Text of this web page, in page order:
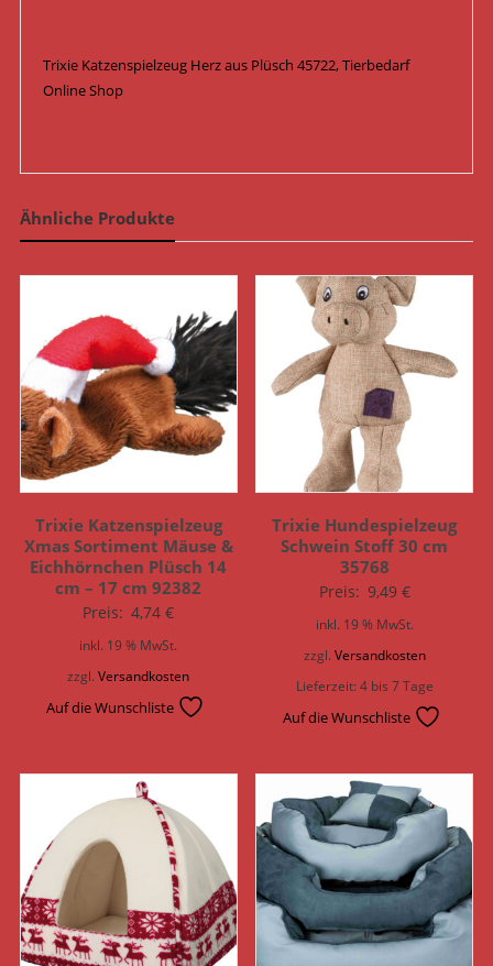
Trixie Katzenspielzeug Herz aus Plüsch 45722, Tierbedarf
Online Shop
Ähnliche Produkte
Trixie Katzenspielzeug
Xmas Sortiment Mäuse &
Eichhörnchen Plüsch 14
cm – 17 cm 92382
Preis: 4,74€
inkl. 19 % MwSt.
zzgl.Versandkosten
Auf die Wunschliste
Trixie Hundespielzeug
Schwein Stoff 30 cm
35768
Preis: 9,49 €
inkl. 19 % MwSt.
zzgl. Versandkosten
Lieferzeit:4 bis 7 Tage
Auf die Wunschliste